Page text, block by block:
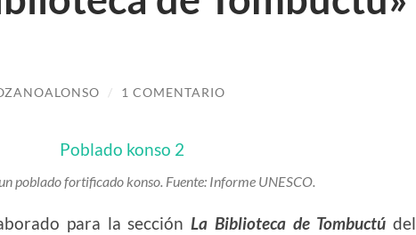
/ 1 COMENTARIO
poblado fortificado konso. Fuente: Informe UNESCO.
para la sección La Biblioteca de Tombuctú del